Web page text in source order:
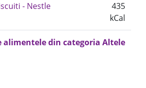
- Nestle
435
kCal
alimentele din categoria Altele